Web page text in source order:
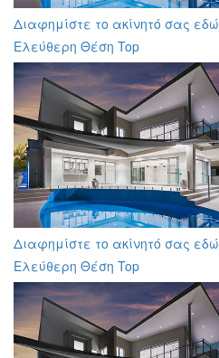
Διαφημίστε το ακίνητό σας εδώ
Ελεύθερη Θέση Top
Διαφημίστε το ακίνητό σας εδώ
Ελεύθερη Θέση Top